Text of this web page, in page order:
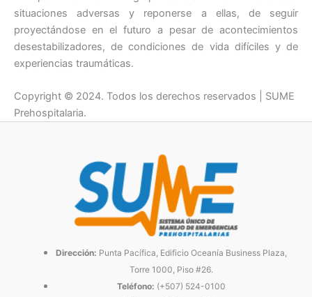
situaciones adversas y reponerse a ellas, de seguir
proyectándose en el futuro a pesar de acontecimientos
desestabilizadores, de condiciones de vida difíciles y de
experiencias traumáticas.
Copyright © 2024. Todos los derechos reservados | SUME
Prehospitalaria.
Dirección: Punta Pacífica, Edificio Oceanía Business Plaza,
Torre 1000, Piso #26.
Teléfono: (+507) 524-0100